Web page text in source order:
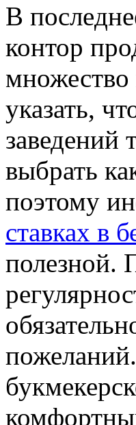
В
контор
указать,
заведений
выбрать
поэтому
ставках в
полезной.